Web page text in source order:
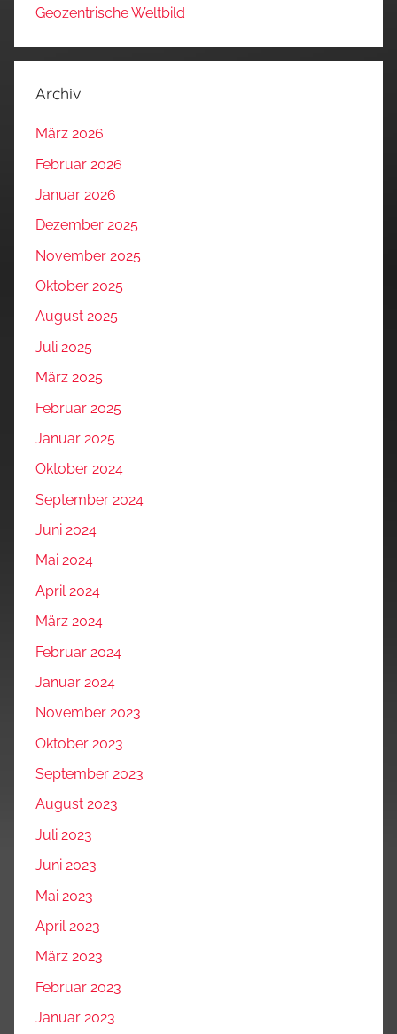
Geozentrische Weltbild
Archiv
März 2026
Februar 2026
Januar 2026
Dezember 2025
November 2025
Oktober 2025
August 2025
Juli 2025
März 2025
Februar 2025
Januar 2025
Oktober 2024
September 2024
Juni 2024
Mai 2024
April 2024
März 2024
Februar 2024
Januar 2024
November 2023
Oktober 2023
September 2023
August 2023
Juli 2023
Juni 2023
Mai 2023
April 2023
März 2023
Februar 2023
Januar 2023